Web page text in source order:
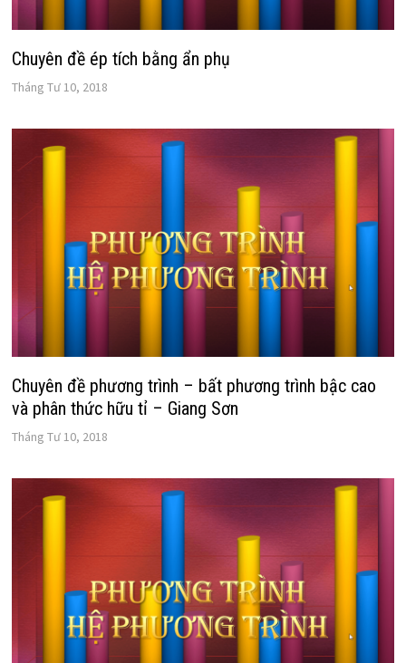
Chuyên đề ép tích bằng ẩn phụ
Tháng Tư 10, 2018
Chuyên đề phương trình – bất phương trình bậc cao
và phân thức hữu tỉ – Giang Sơn
Tháng Tư 10, 2018